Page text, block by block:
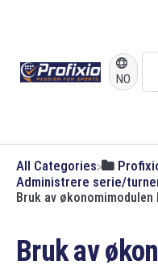
NO
All Categories
​Administrere serie/
Bruk av
Bruk av